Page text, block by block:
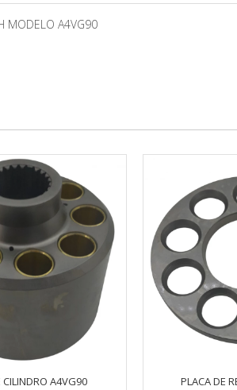
MODELO A4VG90
CILINDRO A4VG90 PLACA DE